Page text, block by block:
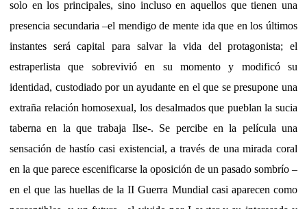
solo en los principales, sino incluso en aquellos que tienen una
presencia secundaria –el mendigo de mente ida que en los últimos
instantes será capital para salvar la vida del protagonista; el
estraperlista que sobrevivió en su momento y modificó su
identidad, custodiado por un ayudante en el que se presupone una
extraña relación homosexual, los desalmados que pueblan la sucia
taberna en la que trabaja Ilse-. Se percibe en la película una
sensación de hastío casi existencial, a través de una mirada coral
en la que parece escenificarse la oposición de un pasado sombrío –
en el que las huellas de la II Guerra Mundial casi aparecen como